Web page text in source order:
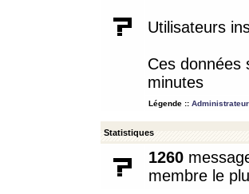
Utilisateurs
Ces données
minutes
Légende ::
Statistiques
1260
membre le